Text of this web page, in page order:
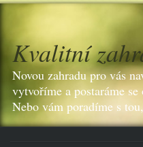
Kvalitní
Novou zahradu pro vás
vytvoříme a postaráme
Nebo vám poradíme s